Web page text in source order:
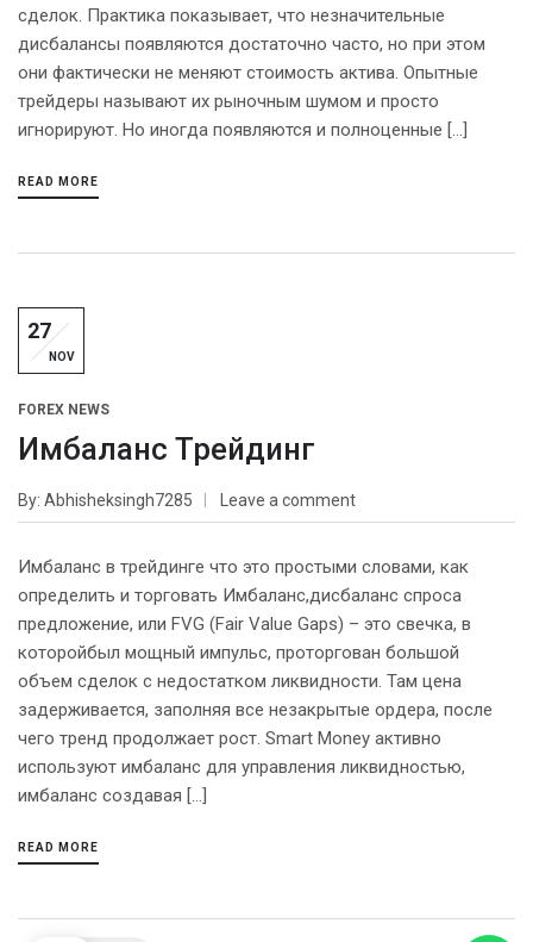
сделок. Практика показывает, что незначительные
дисбалансы появляются достаточно часто, но при этом
они фактически не меняют стоимость актива. Опытные
трейдеры называют их рыночным шумом и просто
игнорируют. Но иногда появляются и полноценные […]
READ MORE
27
NOV
FOREX NEWS
Имбаланс Трейдинг
By Abhisheksingh7285 Leave a comment
Имбаланс в трейдинге что это простыми словами, как
определить и торговать Имбаланс,дисбаланс спроса
предложение, или FVG (Fair Value Gaps) – это свечка, в
которойбыл мощный импульс, проторгован большой
объем сделок с недостатком ликвидности. Там цена
задерживается, заполняя все незакрытые ордера, после
чего тренд продолжает рост. Smart Money активно
используют имбаланс для управления ликвидностью,
имбаланс создавая […]
READ MORE